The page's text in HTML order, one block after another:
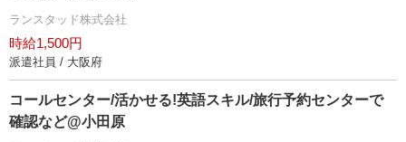
ランスタッド株式会社
時給1,500円
派遣社員 / 大阪府
コールセンター/活かせる!英語スキル/旅行予約センターで
確認など@小田原